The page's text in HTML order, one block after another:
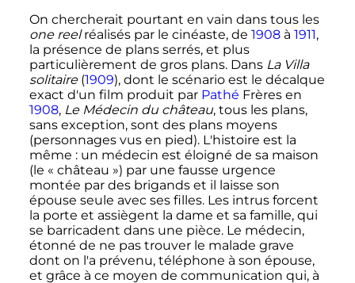
On chercherait pourtant en vain dans tous les
one reelréalisés par le cinéaste, de 1908à 1911,
la présence de plans serrés, et plus
particulièrement de gros plans. Dans La Villa
solitaire(1909), dont le scénario est le décalque
exact d'un film produit par Pathé Frères en
1908, Le Médecin du château, tous les plans,
sans exception, sont des plans moyens
(personnages vus en pied). L'histoire est la
même : un médecin est éloigné de sa maison
(le « château ») par une fausse urgence
montée par des brigands et il laisse son
épouse seule avec ses filles. Les intrus forcent
la porte et assiègent la dame et sa famille, qui
se barricadent dans une pièce. Le médecin,
étonné de ne pas trouver le malade grave
dont on l'a prévenu, téléphone à son épouse,
et grâce à ce moyen de communication qui, à